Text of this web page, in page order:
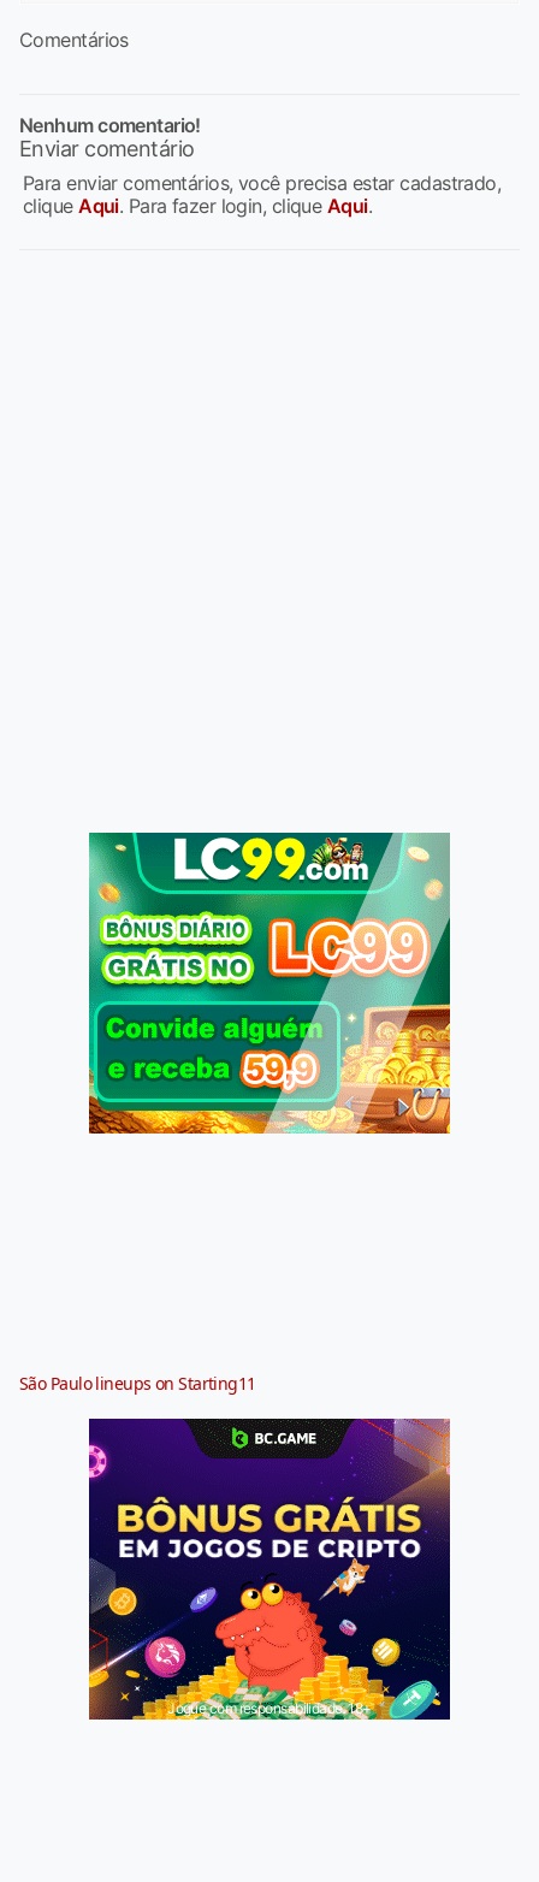
Comentários
Nenhum comentario!
Enviar comentário
Para enviar comentários, você precisa estar cadastrado,
cliqueAqui. Para fazer login, clique Aqui.
São Paulo lineups on Starting11
Jogue com responsabilidade. 18+